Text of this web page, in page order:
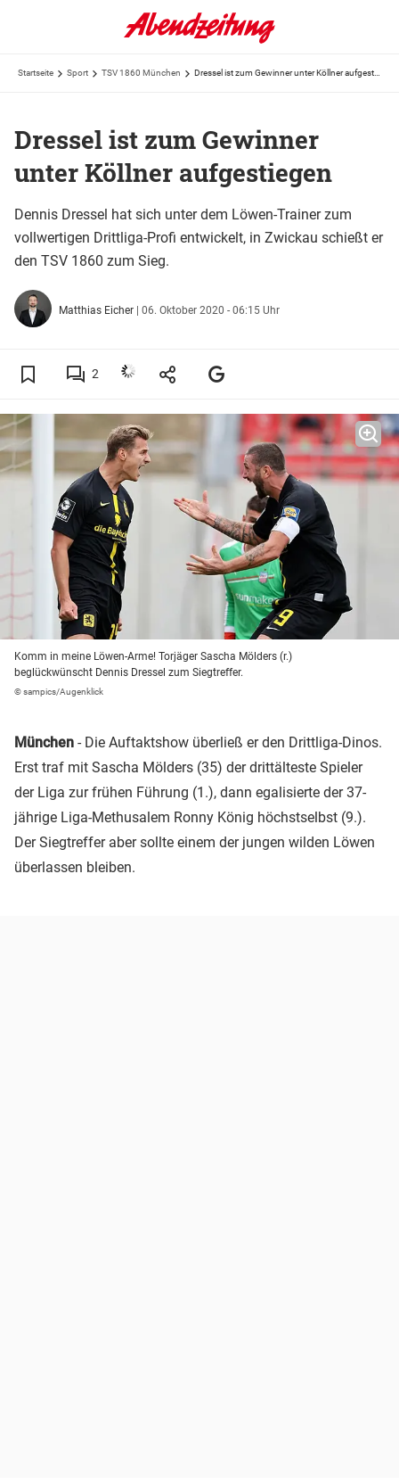
Startseite Sport TSV 1860 München
Dressel ist zum Gewinner
unter Köllner aufgestiegen
Dennis Dressel hat sich unter dem Löwen-Trainer zum
vollwertigen Drittliga-Profi entwickelt, in Zwickau schießt er
den TSV 1860 zum Sieg.
Matthias Eicher | 06. Oktober 2020 - 06:15 Uhr
2
Komm in meine Löwen-Arme! Torjäger Sascha Mölders (r.)
beglückwünscht Dennis Dressel zum Siegtreffer.
© sampics/Augenklick
München - Die Auftaktshow überließ er den Drittliga-Dinos.
Erst traf mit Sascha Mölders (35) der drittälteste Spieler
der Liga zur frühen Führung (1.), dann egalisierte der 37-
jährige Liga-Methusalem Ronny König höchstselbst (9.).
Der Siegtreffer aber sollte einem der jungen wilden Löwen
überlassen bleiben.